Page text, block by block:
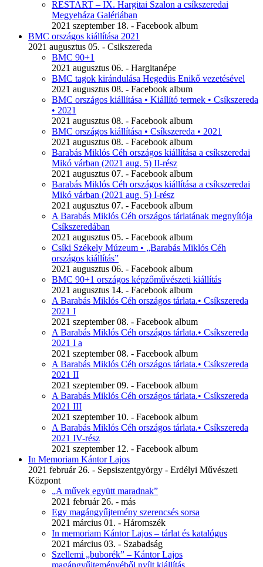
RESTART – IX. Hargitai Szalon a csíkszeredai
Megyeháza Galériában
2021 szeptember 18. - Facebook album
BMC országos kiállítása 2021
2021 augusztus 05. - Csikszereda
BMC 90+1
2021 augusztus 06. - Hargitanépe
BMC tagok kirándulása Hegedüs Enikő vezetésével
2021 augusztus 08. - Facebook album
BMC országos kiállítása • Kiállító termek • Csíkszereda
• 2021
2021 augusztus 08. - Facebook album
BMC országos kiállítása • Csíkszereda • 2021
2021 augusztus 08. - Facebook album
Barabás Miklós Céh országos kiállítása a csíkszeredai
Mikó várban (2021 aug. 5) II-rész
2021 augusztus 07. - Facebook album
Barabás Miklós Céh országos kiállítása a csíkszeredai
Mikó várban (2021 aug. 5) I-rész
2021 augusztus 07. - Facebook album
A Barabás Miklós Céh országos tárlatának megnyítója
Csíkszeredában
2021 augusztus 05. - Facebook album
Csíki Székely Múzeum • „Barabás Miklós Céh
országos kiállítás”
2021 augusztus 06. - Facebook album
BMC 90+1 országos képzőművészeti kiállítás
2021 augusztus 14. - Facebook album
A Barabás Miklós Céh országos tárlata.• Csíkszereda
2021 I
2021 szeptember 08. - Facebook album
A Barabás Miklós Céh országos tárlata.• Csíkszereda
2021 I a
2021 szeptember 08. - Facebook album
A Barabás Miklós Céh országos tárlata.• Csíkszereda
2021 II
2021 szeptember 09. - Facebook album
A Barabás Miklós Céh országos tárlata.• Csíkszereda
2021 III
2021 szeptember 10. - Facebook album
A Barabás Miklós Céh országos tárlata.• Csíkszereda
2021 IV-rész
2021 szeptember 12. - Facebook album
In Memoriam Kántor Lajos
2021 február 26. - Sepsiszentgyörgy - Erdélyi Művészeti
Központ
„A művek együtt maradnak”
2021 február 26. - más
Egy magángyűjtemény szerencsés sorsa
2021 március 01. - Háromszék
In memoriam Kántor Lajos – tárlat és katalógus
2021 március 03. - Szabadság
Szellemi „buborék” – Kántor Lajos
magángyűjteményéből nyílt kiállítás